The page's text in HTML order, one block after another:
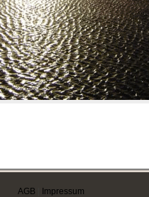
AGB Impressum